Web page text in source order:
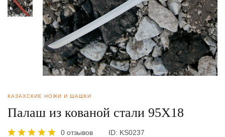
КАЗАХСКИЕ НОЖИ И ШАШКИ
Палаш из кованой стали 95Х18
0 отзывов ID: KS0237